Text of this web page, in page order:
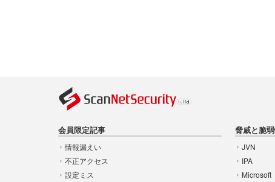
会員限定記事
情報漏えい
不正アクセス
設定ミス
脅威と脆
JVN
IPA
Microsoft